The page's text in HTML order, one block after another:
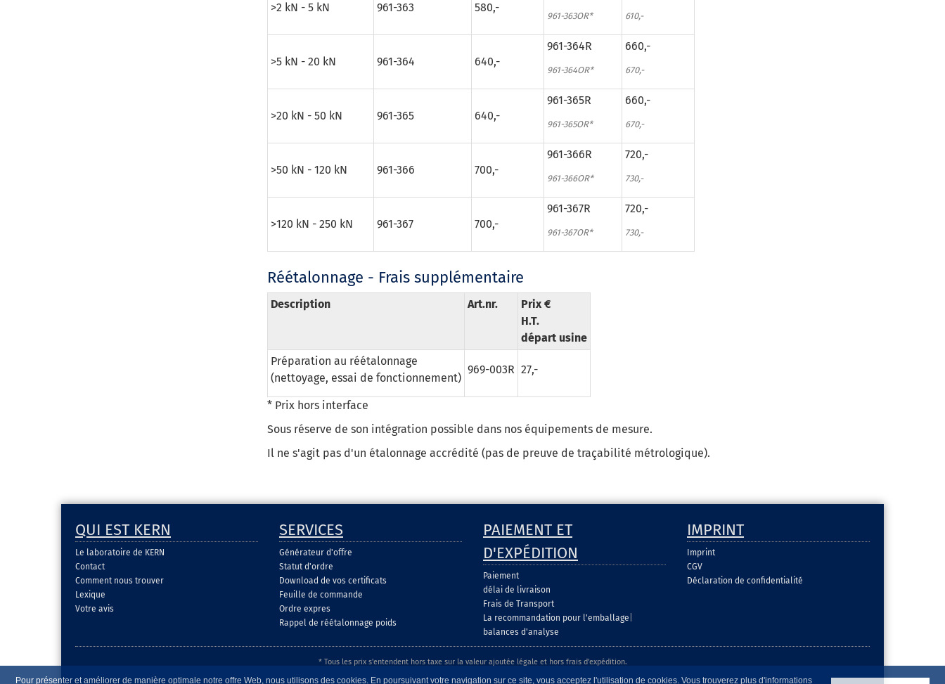
Pour présenter et améliorer de manière optimale notre offre Web, nous utilisons des cookies. En poursuivant votre navigation sur ce site, vous acceptez l'utilisation de cookies. Vous trouverez plus d'informations
>2 kN - 5 kN 961-363 580,-
961-363OR* 610,-
>5 kN - 20 kN 961-364 640,-
961-364R
961-364OR*
660,-
670,-
>20 kN - 50 kN 961-365 640,-
961-365R
961-365OR*
660,-
670,-
>50 kN - 120 kN 961-366 700,-
961-366R
961-366OR*
720,-
730,-
>120 kN - 250 kN 961-367 700,-
961-367R
961-367OR*
720,-
730,-
Réétalonnage - Frais supplémentaire
Description Art.nr.
Prix €
H.T.
départ usine
Préparation au réétalonnage
(nettoyage, essai de fonctionnement)
969-003R 27,-
* Prix hors interface
Sous réserve de son intégration possible dans nos équipements de mesure.
Il ne s'agit pas d'un étalonnage accrédité (pas de preuve de traçabilité métrologique).
QUI EST KERN
Le laboratoire de KERN
Contact
Comment nous trouver
Lexique
Votre avis
SERVICES
Générateur d'offre
Statut d'ordre
Download de vos certificats
Feuille de commande
Ordre expres
Rappel de réétalonnage poids
PAIEMENT ET
D'EXPÉDITION
Paiement
délai de livraison
Frais de Transport
La recommandation pour l'emballage
balances d'analyse
IMPRINT
Imprint
CGV
Déclaration de confidentialité
* Tous les prix s'entendent hors taxe sur la valeur ajoutée légale et hors frais d'expédition.